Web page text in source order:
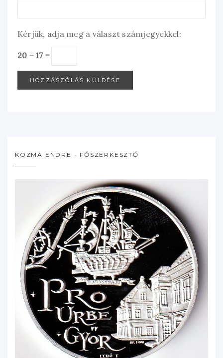
Kérjük, adja meg a választ számjegyekkel:
20 − 17 =
KOZMA ENDRE - FŐSZERKESZTŐ